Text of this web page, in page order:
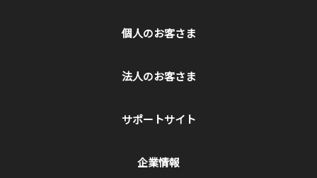
個人のお客さま
法人のお客さま
サポートサイト
企業情報